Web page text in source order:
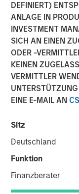
DEFINIERT)
ANLAGE IN
INVESTMENT
SICH AN EINEN
ODER -
KEINEN
VERMITTLER
EINE E-MAIL AN
Sitz
Deutschland
Funktion
Finanzberater
Alex Gabriele
Portfoliomanager
Sarah Hudson
Portfolio Specialist
Fresh from his
for episode 3 of
what he saw on